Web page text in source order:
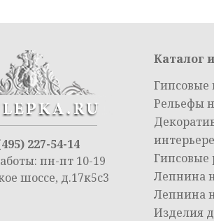
227-54-14
пн-пт 10-19
шоссе, д.17к5с3
Каталог
Гипсовые
Рельефы
интерьере
Гипсовые
Лепнина
Лепнина
Изделия